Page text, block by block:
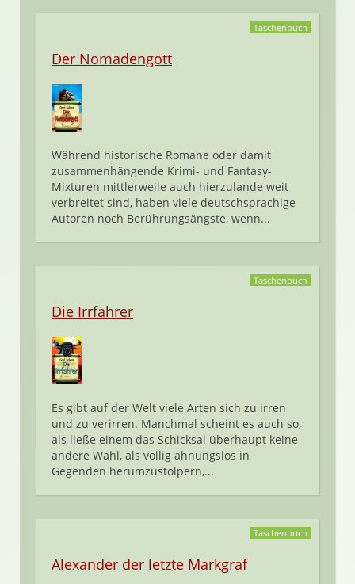
Taschenbuch
Der Nomadengott
Während historische Romane oder damit
zusammenhängende Krimi- und Fantasy-
Mixturen mittlerweile auch hierzulande weit
verbreitet sind, haben viele deutschsprachige
Autoren noch Berührungsängste, wenn...
Taschenbuch
Die Irrfahrer
Es gibt auf der Welt viele Arten sich zu irren
und zu verirren. Manchmal scheint es auch so,
als ließe einem das Schicksal überhaupt keine
andere Wahl, als völlig ahnungslos in
Gegenden herumzustolpern,...
Taschenbuch
Alexander der letzte Markgraf